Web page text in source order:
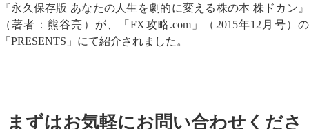
『永久保存版 あなたの人生を劇的に変える株の本 株ドカン』
（著者：熊谷亮）が、「FX攻略.com」（2015年12月号）の
「PRESENTS」にて紹介されました。
まずはお気軽にお問い合わせくださ